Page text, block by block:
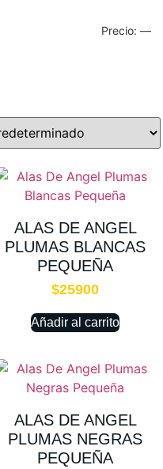
Precio: —
ALAS DE ANGEL
PLUMAS BLANCAS
PEQUEÑA
$25900
Añadir al carrito
ALAS DE ANGEL
PLUMAS NEGRAS
PEQUEÑA